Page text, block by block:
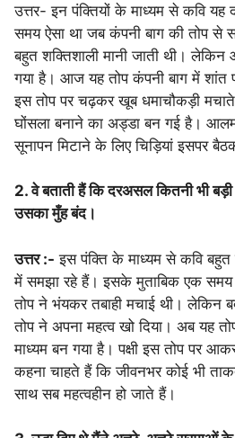
उत्तर- इन पंक्तियों के माध्यम से कवि यह
समय ऐसा था जब कंपनी बाग की तोप
बहुत शक्तिशाली मानी जाती थी।
गया है। आज यह तोप कंपनी बाग में
इस तोप पर चढ़कर खूब धमाचौकड़ी मचाते
घोंसला बनाने का अड्डा बन गई है।
सूनापन मिटाने के लिए चिड़ियां इसपर
2. वे बताती हैं कि दरअसल कितनी भी बड़ी
उसका मुँह बंद।
उत्तर :- इस पंक्ति के माध्यम से कवि
में समझा रहे हैं। इसके मुताबिक एक समय
तोप ने भंयकर तबाही मचाई थी। लेकिन
तोप ने अपना महत्व खो दिया। अब यह
माध्यम बन गया है। पक्षी इस तोप पर
कहना चाहते हैं कि जीवनभर कोई भी
साथ सब महत्वहीन हो जाते हैं।